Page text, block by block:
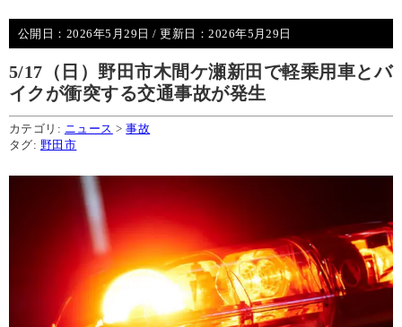
公開日： 2026年5月29日 / 更新日：2026年5月29日
5/17（日）野田市木間ケ瀬新田で軽乗用車とバ
イクが衝突する交通事故が発生
カテゴリ: ニュース >事故
タグ: 野田市